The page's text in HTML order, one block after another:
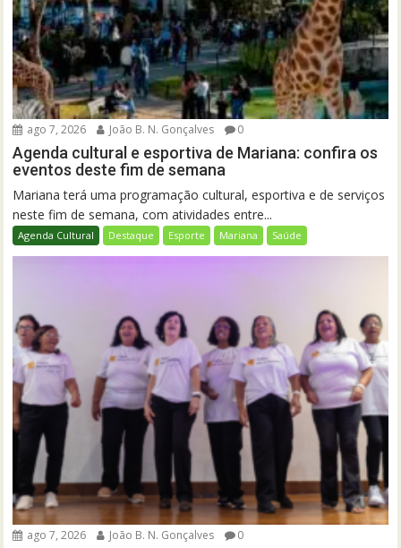
ago 7, 2026 João B. N. Gonçalves 0
Agenda cultural e esportiva de Mariana: confira os
eventos deste fim de semana
Mariana terá uma programação cultural, esportiva e de serviços
neste fim de semana, com atividades entre...
Agenda Cultural Destaque Esporte Mariana Saúde
ago 7, 2026 João B. N. Gonçalves 0